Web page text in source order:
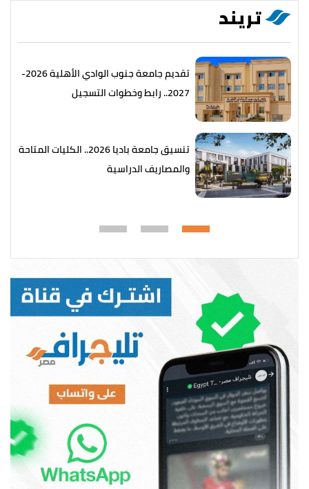
تريند
تقديم جامعة جنوب الوادي الأهلية 2026-
2027.. رابط وخطوات التسجيل
تنسيق جامعة باديا 2026.. الكليات المتاحة
والمصاريف الدراسية